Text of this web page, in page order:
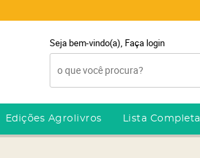
Seja bem-vindo(a), Faça login
Edições Agrolivros Lista Completa